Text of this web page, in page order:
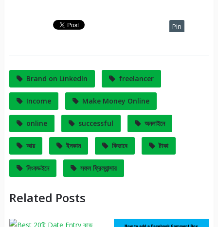
Pin
Brand on LinkedIn freelancer
Income Make Money Online
online successful অনলাইনে
আয় ইনকাম কিভাবে টাকা
লিংকডইনে সফল ফ্রিল্যান্সার
Related Posts